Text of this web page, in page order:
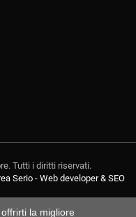
la migliore
Tutti i diritti riservati.
Serio - Web developer & SEO